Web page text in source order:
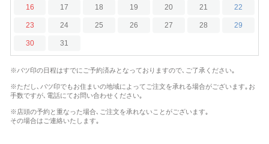
16 17 18 19 20 21 22
23 24 25 26 27 28 29
30 31
※バツ印の日程はすでにご予約済みとなっておりますので､ご了承ください｡
※ただし､バツ印でもお住まいの地域によってご注文を承れる場合がございます｡ お
手数ですが､電話にてお問い合わせください｡
※店頭の予約と重なった場合､ご注文を承れないことがございます｡
その場合はご連絡いたします｡